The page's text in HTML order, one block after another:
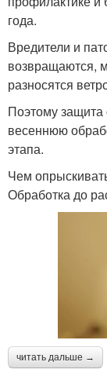
года.
Вредители и
возвращаются,
разносятся
Поэтому защита
весеннюю
этапа.
Чем
Обработка до
читать дальше →